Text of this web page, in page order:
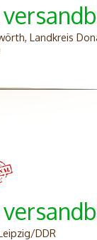
Landkreis
DDR